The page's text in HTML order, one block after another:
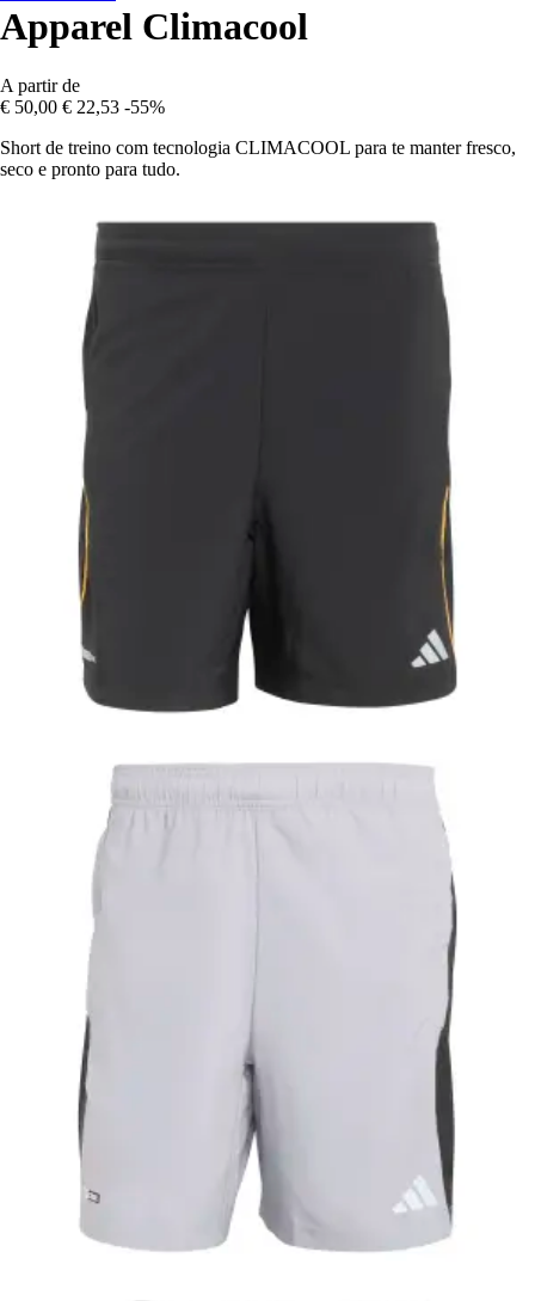
Apparel Climacool
A partir de
€ 50,00 € 22,53 -55%
Short de treino com tecnologia CLIMACOOL para te manter fresco,
seco e pronto para tudo.